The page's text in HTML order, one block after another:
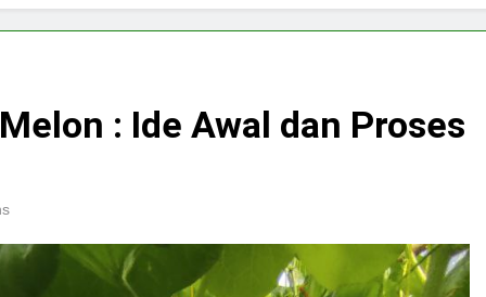
: Ide Awal dan Proses